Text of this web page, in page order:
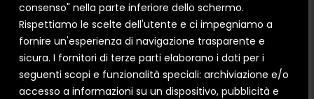
consenso" nella parte inferiore dello schermo.
Rispettiamo le scelte dell'utente e ci impegniamo a
fornire un'esperienza di navigazione trasparente e
sicura. I fornitori di terze parti elaborano i dati per i
seguenti scopi e funzionalità speciali: archiviazione e/o
accesso a informazioni su un dispositivo, pubblicità e
Ho letto e compreso le condizioni sullaPrivacy
Policy
Acconsento all'uso dei miei dati per finalità di
marketing e attività di profilazione.